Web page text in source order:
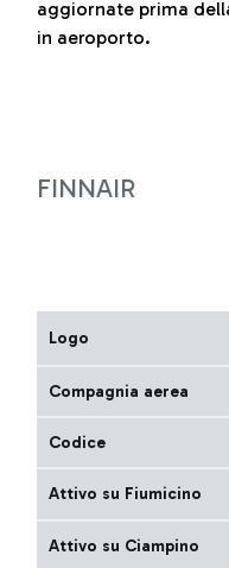
aggiornate prima
in aeroporto.
FINNAIR
Logo
Compagnia aerea
Codice
Attivo su Fiumicino
Attivo su Ciampino